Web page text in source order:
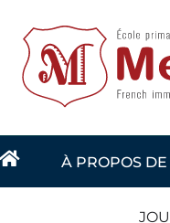
À PROPOS